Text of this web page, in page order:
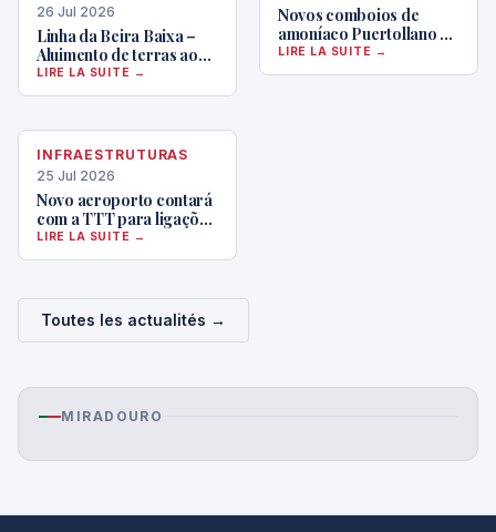
26 Jul 2026
Linha da Beira Baixa –
Aluimento de terras ao
PK 39,2 – a obra avança
LIRE LA SUITE →
Novos comboios de
amoníaco Puertollano –
Estarreja
LIRE LA SUITE →
INFRAESTRUTURAS·
25 Jul 2026
Novo aeroporto contará
com a TTT para ligações
rápidas
LIRE LA SUITE →
Toutes les actualités →
MIRADOURO